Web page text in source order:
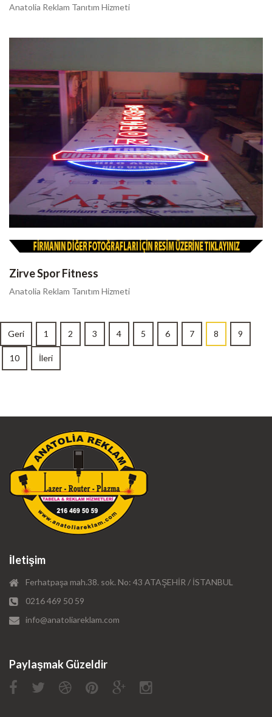
Anatolia Reklam Tanıtım Hizmeti
Zirve Spor Fitness
Anatolia Reklam Tanıtım Hizmeti
Geri 1 2 3 4 5 6 7 8 9
10 İleri
İletişim
Ferhatpaşa mah.38. sok. No: 43 ATAŞEHİR / İSTANBUL
0216 469 50 59
info@anatoliareklam.com
Paylaşmak Güzeldir